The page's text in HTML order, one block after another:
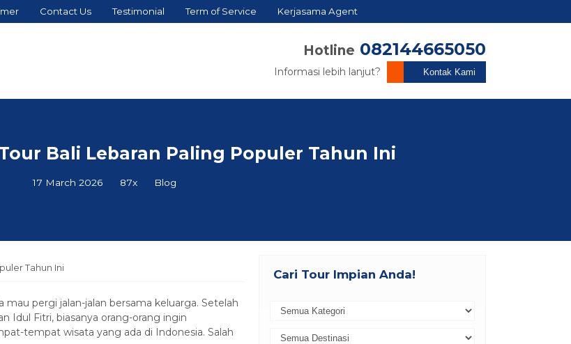
Contact Us Testimonial Term of Service Kerjasama Agent
Hotline 082144665050
Informasi lebih lanjut? Kontak Kami
Bali Lebaran Paling Populer Tahun Ini
17 March 2026 87x Blog
Tahun Ini
pergi jalan-jalan bersama keluarga. Setelah
Idul Fitri, biasanya orang-orang ingin
tempat wisata yang ada di Indonesia. Salah
Cari Tour Impian Anda!